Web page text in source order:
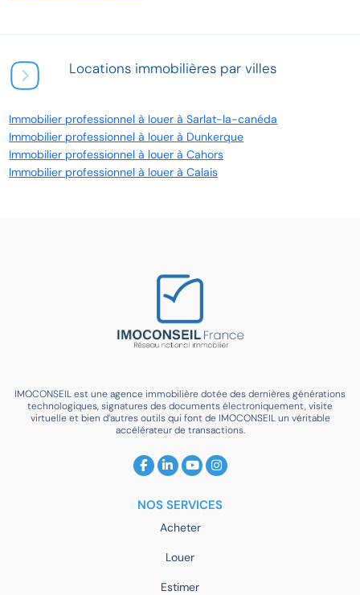
Locations immobilières par villes
Immobilier professionnel à louer à Sarlat-la-canéda
Immobilier professionnel à louer à Dunkerque
Immobilier professionnel à louer à Cahors
Immobilier professionnel à louer à Calais
IMOCONSEIL est une agence immobilière dotée des dernières générations
technologiques, signatures des documents électroniquement, visite
virtuelle et bien d’autres outils qui font de IMOCONSEIL un véritable
accélérateur de transactions.
NOS SERVICES
Acheter
Louer
Estimer